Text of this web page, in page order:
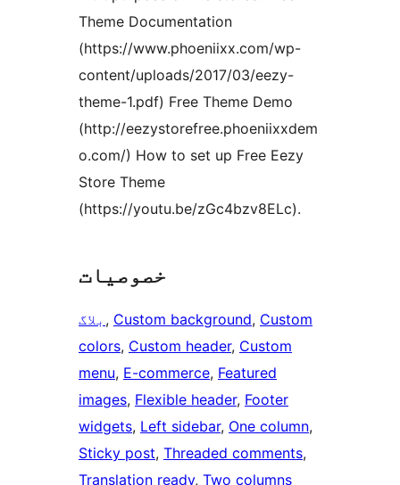
Theme Documentation
(https://www.phoeniixx.com/wp-
content/uploads/2017/03/eezy-
theme-1.pdf) Free Theme Demo
(http://eezystorefree.phoeniixxdem
o.com/) How to set up Free Eezy
Store Theme
(https://youtu.be/zGc4bzv8ELc).
خصوصیات
بلاگ , Custom background, Custom
colors, Custom header, Custom
menu, E-commerce, Featured
images, Flexible header, Footer
widgets, Left sidebar, One column
Sticky post, Threaded comments
Translation ready, Two columns